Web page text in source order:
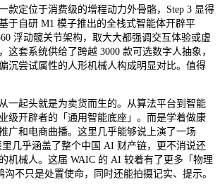
定位于消费级的增程动力外骨骼，Step 3 显得
于自研 M1 模子推出的全栈式智能体开辟平
浮动髋关节架构，取大大都强调交互体验或虚
这套系统供给了跨越 3000 款可选数字人抽象，
沉尝试属性的人形机械人构成明显对比。值得
起头就是为卖货而生的。从算法平台到智能
级开辟者的「通用智能底座」。而是学着做康
广和电商曲播。这里几乎能够说上演了一场
里几乎涵盖了整个中国 AI 财产链，更不消说还
机械人。这届 WAIC 的 AI 较着有了更多「物理
不只是处置使命，同时还能拍摄记实、提示。